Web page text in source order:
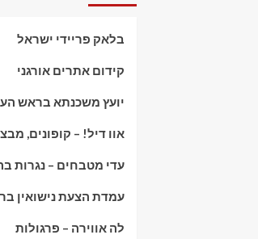
בלאק פריידי ישראל
קידום אתרים אורגני
יועץ משכנתא בראש
אוו דיל! – קופונים,
עדי מטבחים – נגרות
עמדת הצעת נישואין
לה אווירה – פרגולות